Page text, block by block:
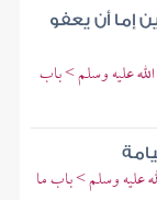
إما أن يعفو
عليه وسلم > باب
عليه وسلم > باب ما